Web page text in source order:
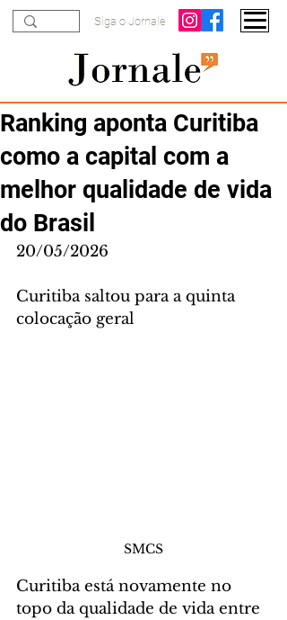
Siga o Jornale
Ranking aponta Curitiba
como a capital com a
melhor qualidade de vida
do Brasil
20/05/2026
Curitiba saltou para a quinta
colocação geral
SMCS
Curitiba está novamente no
topo da qualidade de vida entre